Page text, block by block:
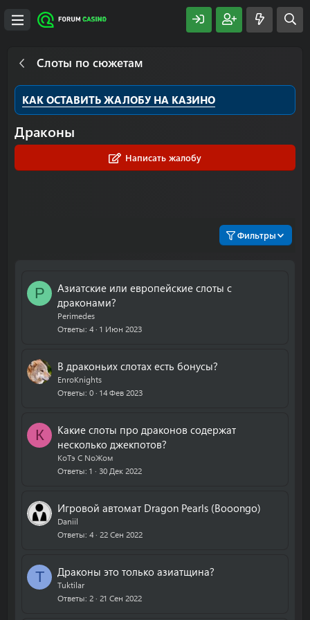
Слоты по сюжетам
КАК ОСТАВИТЬ ЖАЛОБУ НА КАЗИНО
Драконы
Написать жалобу
Фильтры
P
Азиатские или европейские слоты с
драконами?
Perimedes
Ответы 4 1 Июн 2023
В драконьих слотах есть бонусы?
EnroKnights
Ответы 0 14 Фев 2023
К
Какие слоты про драконов содержат
несколько джекпотов?
КоТэ С NoЖом
Ответы 1 30 Дек 2022
Игровой автомат Dragon Pearls (Booongo)
Daniil
Ответы 4 22 Сен 2022
T Драконы это только азиатщина?
Tuktilar
Ответы 2 21 Сен 2022